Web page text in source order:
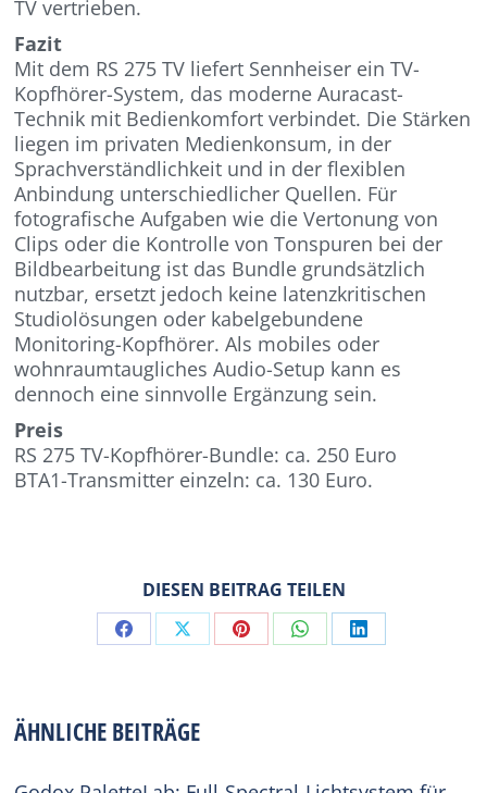
TV vertrieben.
Fazit
Mit dem RS 275 TV liefert Sennheiser ein TV-
Kopfhörer-System, das moderne Auracast-
Technik mit Bedienkomfort verbindet. Die Stärken
liegen im privaten Medienkonsum, in der
Sprachverständlichkeit und in der flexiblen
Anbindung unterschiedlicher Quellen. Für
fotografische Aufgaben wie die Vertonung von
Clips oder die Kontrolle von Tonspuren bei der
Bildbearbeitung ist das Bundle grundsätzlich
nutzbar, ersetzt jedoch keine latenzkritischen
Studiolösungen oder kabelgebundene
Monitoring-Kopfhörer. Als mobiles oder
wohnraumtaugliches Audio-Setup kann es
dennoch eine sinnvolle Ergänzung sein.
Preis
RS 275 TV-Kopfhörer-Bundle: ca. 250 Euro
BTA1-Transmitter einzeln: ca. 130 Euro.
DIESEN BEITRAG TEILEN
Share Share Share Share Share
ÄHNLICHE BEITRÄGE